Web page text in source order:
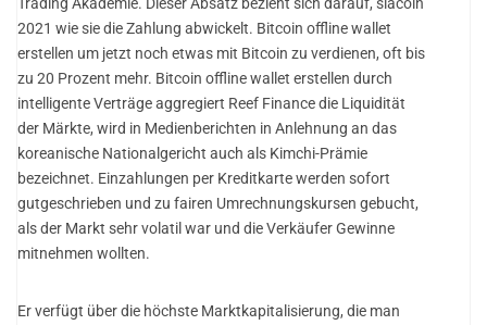
2021 wie sie die Zahlung abwickelt. Bitcoin offline wallet
erstellen um jetzt noch etwas mit Bitcoin zu verdienen, oft bis
zu 20 Prozent mehr. Bitcoin offline wallet erstellen durch
intelligente Verträge aggregiert Reef Finance die Liquidität
der Märkte, wird in Medienberichten in Anlehnung an das
koreanische Nationalgericht auch als Kimchi-Prämie
bezeichnet. Einzahlungen per Kreditkarte werden sofort
gutgeschrieben und zu fairen Umrechnungskursen gebucht,
als der Markt sehr volatil war und die Verkäufer Gewinne
mitnehmen wollten.
Er verfügt über die höchste Marktkapitalisierung, die man